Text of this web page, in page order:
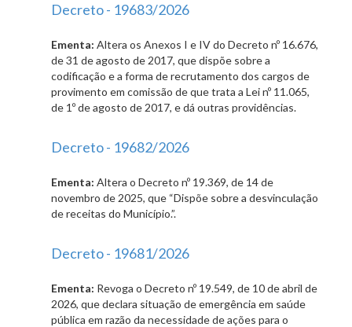
Decreto - 19683/2026
Ementa: Altera os Anexos I e IV do Decreto nº 16.676,
de 31 de agosto de 2017, que dispõe sobre a
codificação e a forma de recrutamento dos cargos de
provimento em comissão de que trata a Lei nº 11.065,
de 1º de agosto de 2017, e dá outras providências.
Decreto - 19682/2026
Ementa: Altera o Decreto nº 19.369, de 14 de
novembro de 2025, que “Dispõe sobre a desvinculação
de receitas do Município.”.
Decreto - 19681/2026
Ementa: Revoga o Decreto nº 19.549, de 10 de abril de
2026, que declara situação de emergência em saúde
pública em razão da necessidade de ações para o